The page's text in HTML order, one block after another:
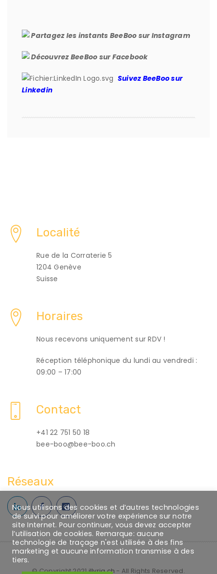
Partagez les instants BeeBoo sur Instagram
Découvrez BeeBoo sur Facebook
Suivez BeeBoo sur
Linkedin
Localité
Rue de la Corraterie 5
1204 Genève
Suisse
Horaires
Nous recevons uniquement sur RDV !
Réception téléphonique du lundi au vendredi :
09:00 – 17:00
Contact
+41 22 751 50 18
bee-boo@bee-boo.ch
Réseaux
© Copyright 2021illyria.ch - All Rights Reserved.
Nous utilisons des cookies et d’autres technologies
de suivi pour améliorer votre expérience sur notre
site Internet. Pour continuer, vous devez accepter
l’utilisation de cookies. Remarque: aucune
technologie de traçage n'est utilisée à des fins
marketing et aucune information transmise à des
tiers.